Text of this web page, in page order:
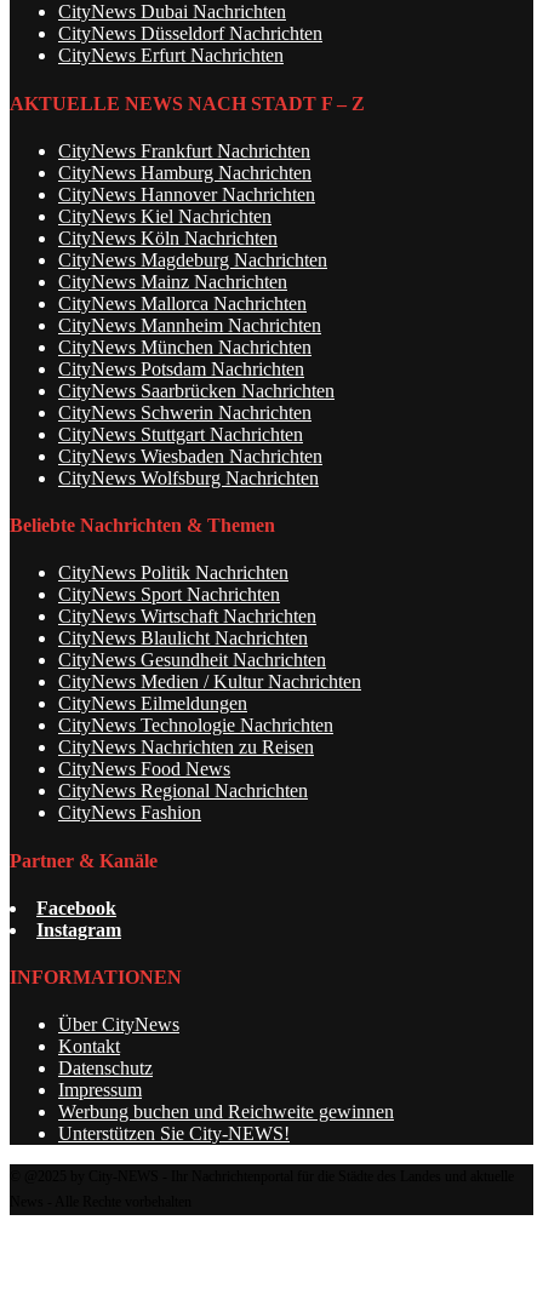
CityNews Dubai Nachrichten
CityNews Düsseldorf Nachrichten
CityNews Erfurt Nachrichten
AKTUELLE NEWS NACH STADT F – Z
CityNews Frankfurt Nachrichten
CityNews Hamburg Nachrichten
CityNews Hannover Nachrichten
CityNews Kiel Nachrichten
CityNews Köln Nachrichten
CityNews Magdeburg Nachrichten
CityNews Mainz Nachrichten
CityNews Mallorca Nachrichten
CityNews Mannheim Nachrichten
CityNews München Nachrichten
CityNews Potsdam Nachrichten
CityNews Saarbrücken Nachrichten
CityNews Schwerin Nachrichten
CityNews Stuttgart Nachrichten
CityNews Wiesbaden Nachrichten
CityNews Wolfsburg Nachrichten
Beliebte Nachrichten & Themen
CityNews Politik Nachrichten
CityNews Sport Nachrichten
CityNews Wirtschaft Nachrichten
CityNews Blaulicht Nachrichten
CityNews Gesundheit Nachrichten
CityNews Medien / Kultur Nachrichten
CityNews Eilmeldungen
CityNews Technologie Nachrichten
CityNews Nachrichten zu Reisen
CityNews Food News
CityNews Regional Nachrichten
CityNews Fashion
Partner & Kanäle
Facebook
Instagram
INFORMATIONEN
Über CityNews
Kontakt
Datenschutz
Impressum
Werbung buchen und Reichweite gewinnen
Unterstützen Sie City-NEWS!